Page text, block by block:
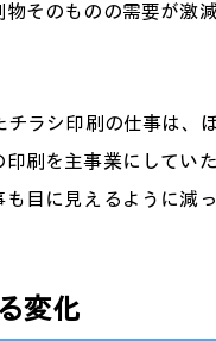
そのものの需要が激
チラシ印刷の仕事は、
刷を主事業にしてい
目に見えるように減
変化